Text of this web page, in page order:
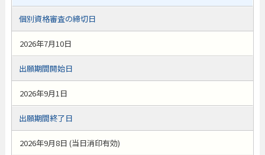
個別資格審査の締切日
2026年7月10日
出願期間開始日
2026年9月1日
出願期間終了日
2026年9月8日 (当日消印有効)